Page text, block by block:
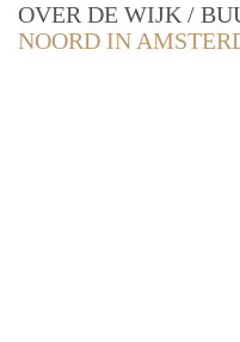
OVER DE WIJK /
NOORD IN